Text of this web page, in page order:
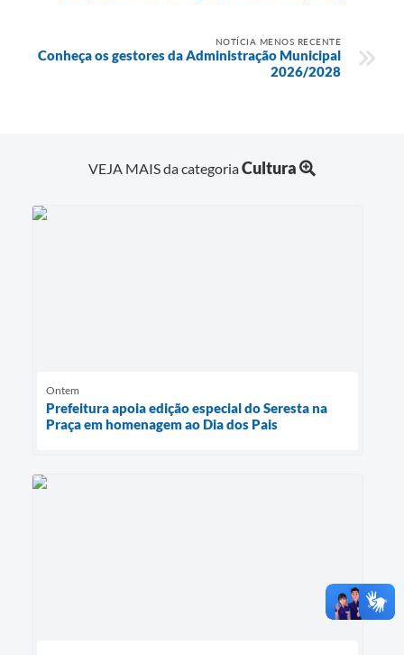
NOTÍCIA MENOS RECENTE
Conheça os gestores da Administração Municipal
2026/2028
VEJA MAIS da categoriaCultura
Ontem
Prefeitura apoia edição especial do Seresta na
Praça em homenagem ao Dia dos Pais